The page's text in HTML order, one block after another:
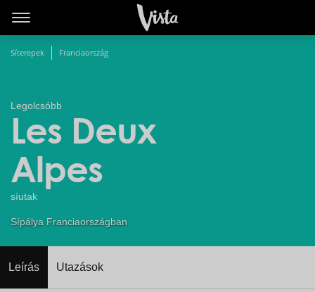
Síterepek Franciaország
Legolcsóbb
Les Deux
Alpes
síutak
Sípálya Franciaországban
Leírás Utazások